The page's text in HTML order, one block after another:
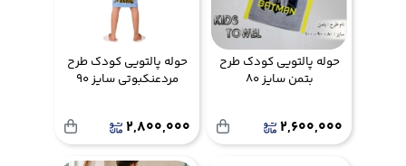
حوله پالتویی کودک طرح
بتمن سایز 80
2,600,000
حوله پالتویی کودک طرح
مردعنکبوتی سایز 90
2,800,000